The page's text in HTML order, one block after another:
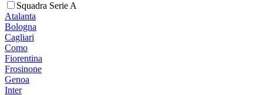
Squadra Serie A
Atalanta
Bologna
Cagliari
Como
Fiorentina
Frosinone
Genoa
Inter